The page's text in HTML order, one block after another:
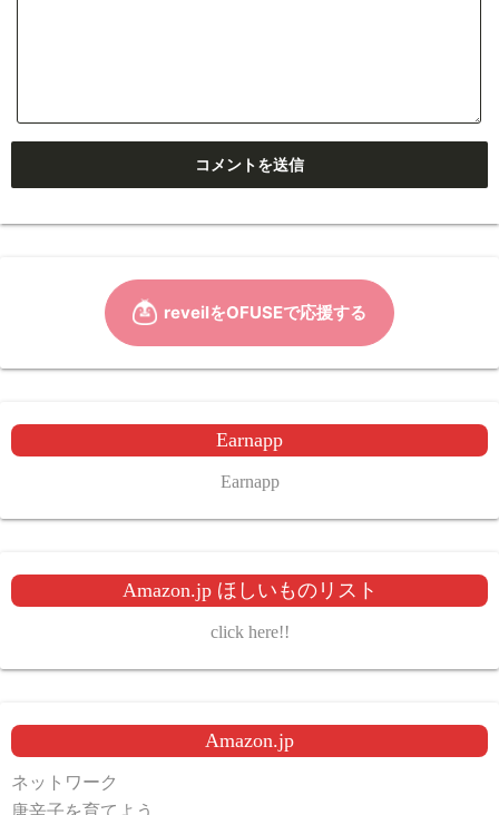
Earnapp
Earnapp
Amazon.jp ほしいものリスト
click here!!
Amazon.jp
ネットワーク